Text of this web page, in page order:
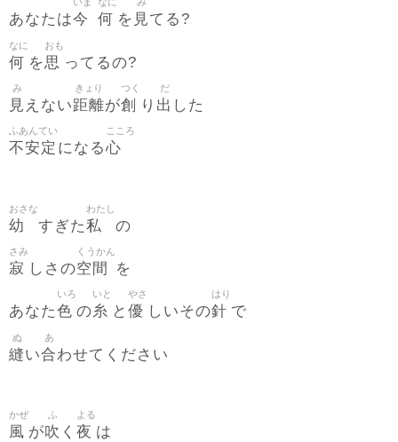
あなたは今 何 を 見てる?
何
なに
を思
おも
ってるの?
見
み
えない距離
きょり
が創
つく
り 出
だ
した
不安定
ふあんてい
になる心
こころ
幼
おさな
すぎた私
わたし
の
寂
さみ
しさの空間
くうかん
を
あなた色
いろ
の糸
いと
と 優
やさ
しいその針
はり
で
縫
ぬ
い合
あ
わせてください
風
かぜ
が吹
ふ
く 夜
よる
は